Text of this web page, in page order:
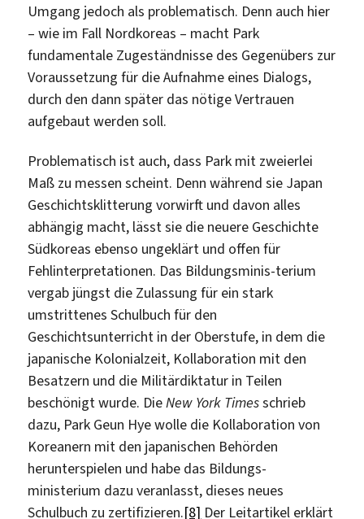
Umgang jedoch als problematisch. Denn auch hier
– wie im Fall Nordkoreas – macht Park
fundamentale Zugeständnisse des Gegenübers zur
Voraussetzung für die Aufnahme eines Dialogs,
durch den dann später das nötige Vertrauen
aufgebaut werden soll.
Problematisch ist auch, dass Park mit zweierlei
Maß zu messen scheint. Denn während sie Japan
Geschichtsklitterung vorwirft und davon alles
abhängig macht, lässt sie die neuere Geschichte
Südkoreas ebenso ungeklärt und offen für
Fehlinterpretationen. Das Bildungsminis-terium
vergab jüngst die Zulassung für ein stark
umstrittenes Schulbuch für den
Geschichtsunterricht in der Oberstufe, in dem die
japanische Kolonialzeit, Kollaboration mit den
Besatzern und die Militärdiktatur in Teilen
beschönigt wurde. DieNew York Timesschrieb
dazu, Park Geun Hye wolle die Kollaboration von
Koreanern mit den japanischen Behörden
herunterspielen und habe das Bildungs-
ministerium dazu veranlasst, dieses neues
Schulbuch zu zertifizieren.[8] Der Leitartikel erklärt